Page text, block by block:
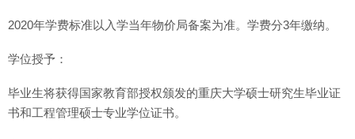
2020年学费标准以入学当年物价局备案为准。学费分3年缴纳。
学位授予：
毕业生将获得国家教育部授权颁发的重庆大学硕士研究生毕业证
书和工程管理硕士专业学位证书。